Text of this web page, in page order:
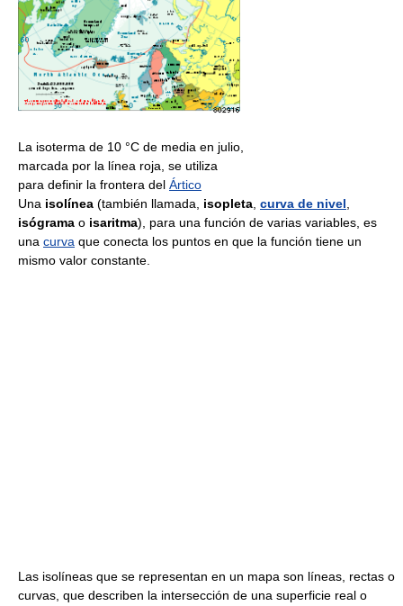
La isoterma de 10 °C de media en julio,
marcada por la línea roja, se utiliza
para definir la frontera del Ártico
Una isolínea (también llamada, isopleta curva de nivel
isógrama o isaritma), para una función de varias variables, es
una curva que conecta los puntos en que la función tiene un
mismo valor constante.
Las isolíneas que se representan en un mapa son líneas, rectas o
curvas, que describen la intersección de una superficie real o